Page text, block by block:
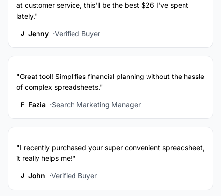
at customer service, this'll be the best $26 I've spent
lately."
J Jenny Verified Buyer
"Great tool! Simplifies financial planning without the hassle
of complex spreadsheets."
F Fazia Search Marketing Manager
"I recently purchased your super convenient spreadsheet,
it really helps me!"
J John Verified Buyer